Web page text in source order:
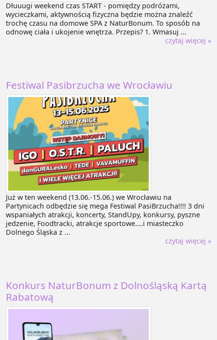
Dłuuugi weekend czas START - pomiędzy podróżami,
wycieczkami, aktywnością fizyczna będzie można znaleźć
trochę czasu na domowe SPA z NaturBonum. To sposób na
odnowę ciała i ukojenie wnętrza. Przepis? 1. Wmasuj ...
czytaj więcej »
Festiwal Pasibrzucha we Wrocławiu
Już w ten weekend (13.06.-15.06.) we Wrocławiu na
Partynicach odbędzie się mega Festiwal PasiBrzucha!!!! 3 dni
wspaniałych atrakcji, koncerty, StandUpy, konkursy, pyszne
jedzenie, Foodtracki, atrakcje sportowe....i miasteczko
Dolnego Śląska z ...
czytaj więcej »
Konkurs NaturBonum z Dolnośląską Kartą
Rabatową